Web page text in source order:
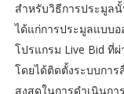
สำหรับวิธีการประมูล
ได้แก่การประมูลแบบ
โปรแกรม Live Bid ที่
โดยได้ติดตั้งระบบการ
สูงสุดในการดำเนินก